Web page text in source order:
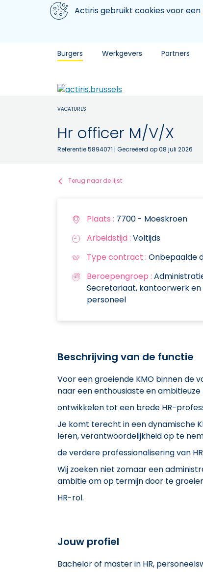
Aller au contenu principal
We gebruiken cookiesActiris gebruikt cookies voor
Burgers Werkgevers Partners
VACATURES
Hr officer M/V/X
Referentie 5894071 | Gecreëerd op 08 juli 2026
Terug naar de lijst
Plaats : 7700 - Moeskroen
Arbeidstijd : Voltijds
Type contract : Onbepaalde
Beroepengroep :
Secretariaat, kantoorwerk
personeel
Beschrijving van de functie
Voor een groeiende KMO binnen de
naar een enthousiaste en
ontwikkelen tot een brede HR-
Je komt terecht in een dynamische
leren, verantwoordelijkheid op te
de verdere professionalisering van
Wij zoeken niet zomaar een
ambitie om op termijn door te
HR-rol.
Jouw profiel
Bachelor of master in HR,